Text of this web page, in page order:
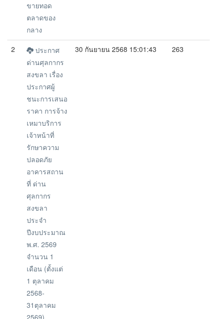
ขายทอด
ตลาดของ
กลาง
2
ประกาศ
ด่านศุลกากร
สงขลา เรื่อง
ประกาศผู้
ชนะการเสนอ
ราคา การจ้าง
เหมาบริการ
เจ้าหน้าที่
รักษาความ
ปลอดภัย
อาคารสถาน
ที่ ด่าน
ศุลกากร
สงขลา
ประจำ
ปีงบประมาณ
พ.ศ. 2569
จำนวน 1
เดือน (ตั้งแต่
1 ตุลาคม
2568-
31ตุลาคม
2569)
30 กันยายน 2568 15:01:43 263